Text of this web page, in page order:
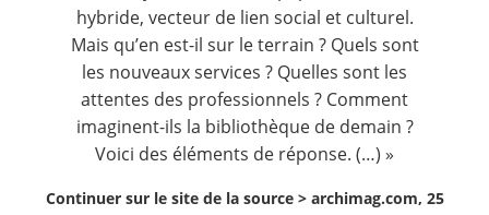
hybride, vecteur de lien social et culturel.
Mais qu’en est-il sur le terrain ? Quels sont
les nouveaux services ? Quelles sont les
attentes des professionnels ? Comment
imaginent-ils la bibliothèque de demain ?
Voici des éléments de réponse. (…) »
Continuer sur le site de la source > archimag.com, 25